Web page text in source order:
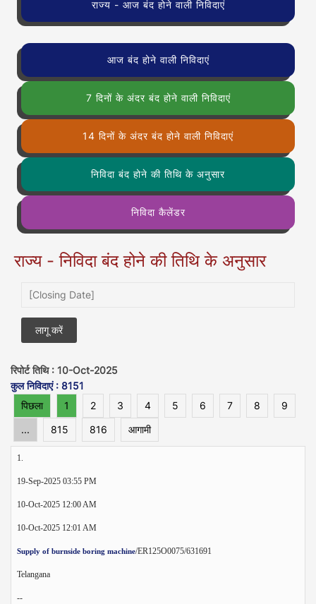
राज्य - आज बंद होने वाली निविदाएं
आज बंद होने वाली निविदाएं
7 दिनों के अंदर बंद होने वाली निविदाएं
14 दिनों के अंदर बंद होने वाली निविदाएं
निविदा बंद होने की तिथि के अनुसार
निविदा कैलेंडर
राज्य - निविदा बंद होने की तिथि के अनुसार
रिपोर्ट तिथि : 10-Oct-2025
कुल निविदाएं : 8151
पिछला
1 2 3 4 5 6 7 8
9
...
815 816 आगामी
1.
19-Sep-2025 03:55 PM
10-Oct-2025 12:00 AM
10-Oct-2025 12:01 AM
Supply of burnside boring machine/ER125O0075/631691
Telangana
--